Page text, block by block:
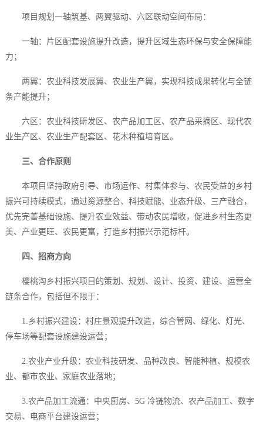
项目规划一轴筑基、两翼驱动、六区联动空间布局：
一轴：片区配套设施提升改造，提升区域生态环保与安全保障能
力；
两翼：农业科技发展翼、农业生产翼，实现科技成果转化与全链
条产能提升；
六区：农业科技研发区、农产品加工区、农产品采摘区、现代农
业生产区、农业生产配套区、花木种植培育区。
三、合作原则
本项目坚持政府引导、市场运作、村集体参与、农民受益的乡村
振兴可持续模式，通过资源整合、科技赋能、业态升级、三产融合，
优先完善基础设施、提升农业效益、带动农民增收，促进乡村生态更
美、产业更旺、农民更富，打造乡村振兴示范标杆。
四、招商方向
樱桃沟乡村振兴项目的策划、规划、设计、投资、建设、运营全
链条合作，包括但不限于：
1.乡村振兴建设：村庄景观提升改造，综合管网、绿化、灯光、
停车场等配套设施建设运营；
2.农业产业升级：农业科技研发、品种改良、智能种植、规模农
业、都市农业、家庭农业落地；
3.农产品加工流通：中央厨房、5G 冷链物流、农产品加工、数字
交易、电商平台建设运营；